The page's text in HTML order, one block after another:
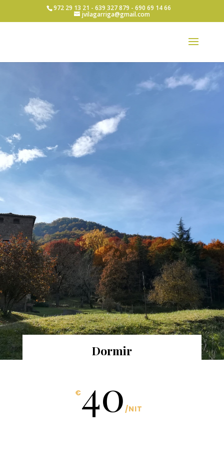
972 29 13 21 - 639 327 879 - 690 69 14 66
jvilagarriga@gmail.com
Dormir
€40 /NIT